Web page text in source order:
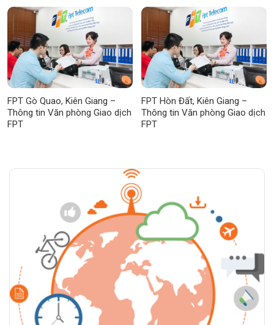
FPT Gò Quao, Kiên Giang –
Thông tin Văn phòng Giao dịch
FPT
FPT Hòn Đất, Kiên Giang –
Thông tin Văn phòng Giao dịch
FPT